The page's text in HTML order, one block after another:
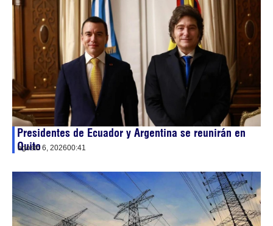
Presidentes de Ecuador y Argentina se reunirán en
Quito
agosto 6, 202600:41